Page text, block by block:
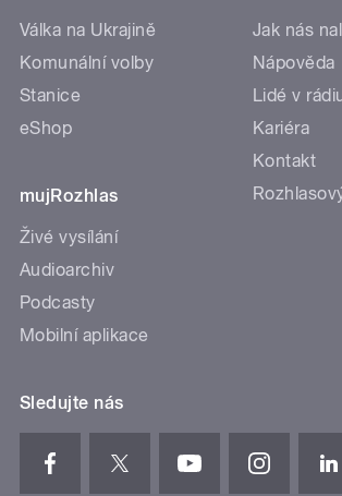
Válka na Ukrajině
Komunální volby
Stanice
eShop
mujRozhlas
Živé vysílání
Audioarchiv
Podcasty
Mobilní aplikace
Jak nás
Nápověda
Lidé v
Kariéra
Kontakt
Sledujte nás